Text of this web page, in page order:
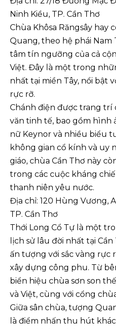
Ninh Kiều, TP. Cần Thơ
Chùa Khôsa Răngsây hay
Quang, theo hệ phái Nam
tâm tín ngưỡng của cả
Việt. Đây là một trong
nhất tại miền Tây, nổi bật
rực rỡ.
Chánh điện được trang trí
văn tinh tế, bao gồm hình
nữ Keynor và nhiều biểu
không gian cổ kính và uy
giáo, chùa Cần Thơ này
trong các cuộc kháng
thanh niên yêu nước.
Địa chỉ: 120 Hùng Vương,
TP. Cần Thơ
Thới Long Cổ Tự là một
lịch sử lâu đời nhất tại
ấn tượng với sắc vàng rực
xây dựng công phu. Từ
biển hiệu chùa sơn son
và Việt, cùng với cổng
Giữa sân chùa, tượng
là điểm nhấn thu hút